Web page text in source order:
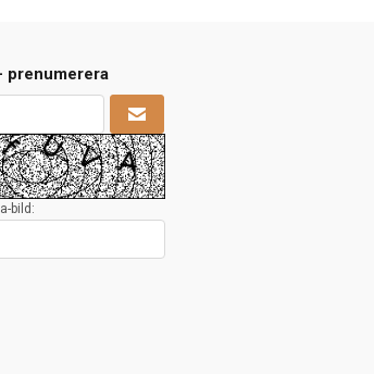
prenumerera
bild: